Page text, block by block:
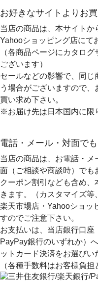
お好きなサイトよりお
当店の商品は、本サイトか
Yahooショッピング店にて
（各商品ページにカタロ
ございます）
セールなどの影響で、同
う場合がございますので
買い求め下さい。
※お届け先は日本国内に限
電話・メール・対面で
当店の商品は、お電話・
面（ご相談や商談時）でも
クーポン割引なども含め、
きます。（カスタマイズ等
楽天市場店・Yahooショッ
すのでご注意下さい。
お支払いは、当店銀行口座
PayPay銀行のいずれか）
ットカード決済をお選びい
（各種手数料はお客様負